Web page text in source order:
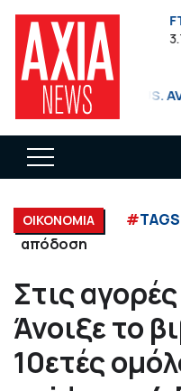
FTSEA
899,47 -0,04%
FTSE
DOW JONES INDUS. AVG
35.911,81 -0,56%
ΟΙΚΟΝΟΜΙΑ #
απόδοση
Στις
Άνοιξε το
10ετές